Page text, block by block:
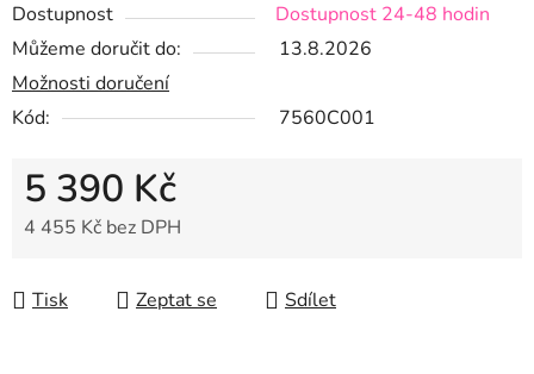
Dostupnost
Dostupnost 24-48 hodin
Můžeme doručit do:
13.8.2026
Možnosti doručení
Kód:
7560C001
5 390 Kč
4 455 Kč bez DPH
Tisk
Zeptat se Sdílet